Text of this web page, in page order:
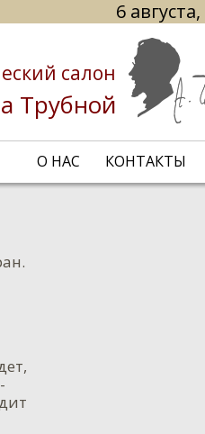
6
салон
Трубной
О НАС КОНТАКТЫ